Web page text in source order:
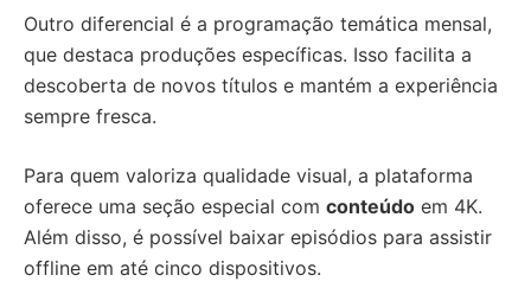
Outro diferencial é a programação temática mensal,
que destaca produções específicas. Isso facilita a
descoberta de novos títulos e mantém a experiência
sempre fresca.
Para quem valoriza qualidade visual, a plataforma
oferece uma seção especial com conteúdo em 4K.
Além disso, é possível baixar episódios para assistir
offline em até cinco dispositivos.